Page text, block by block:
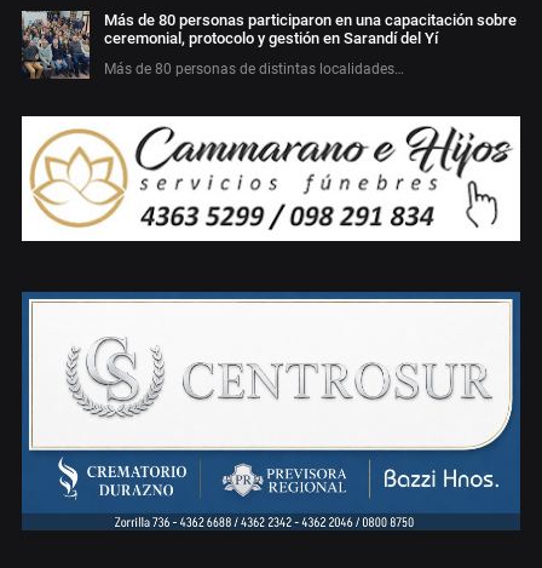
Más de 80 personas participaron en una capacitación sobre
ceremonial, protocolo y gestión en Sarandí del Yí
Más de 80 personas de distintas localidades…